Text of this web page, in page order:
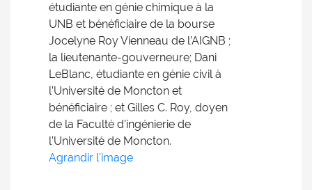
étudiante en génie chimique à la
UNB et bénéficiaire de la bourse
Jocelyne Roy Vienneau de l’AIGNB ;
la lieutenante-gouverneure; Dani
LeBlanc, étudiante en génie civil à
l’Université de Moncton et
bénéficiaire ; et Gilles C. Roy, doyen
de la Faculté d’ingénierie de
l’Université de Moncton.
Agrandir l'image